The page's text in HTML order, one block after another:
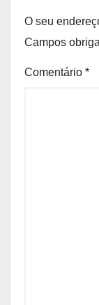
O seu
Campos
Comentário *